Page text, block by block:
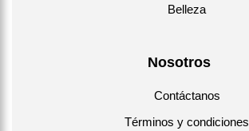
Belleza
Nosotros
Contáctanos
Términos y condiciones